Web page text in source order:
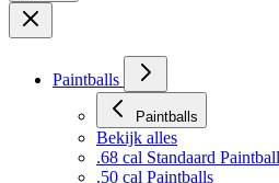
NL
Paintballs
Paintballs
Bekijk alles